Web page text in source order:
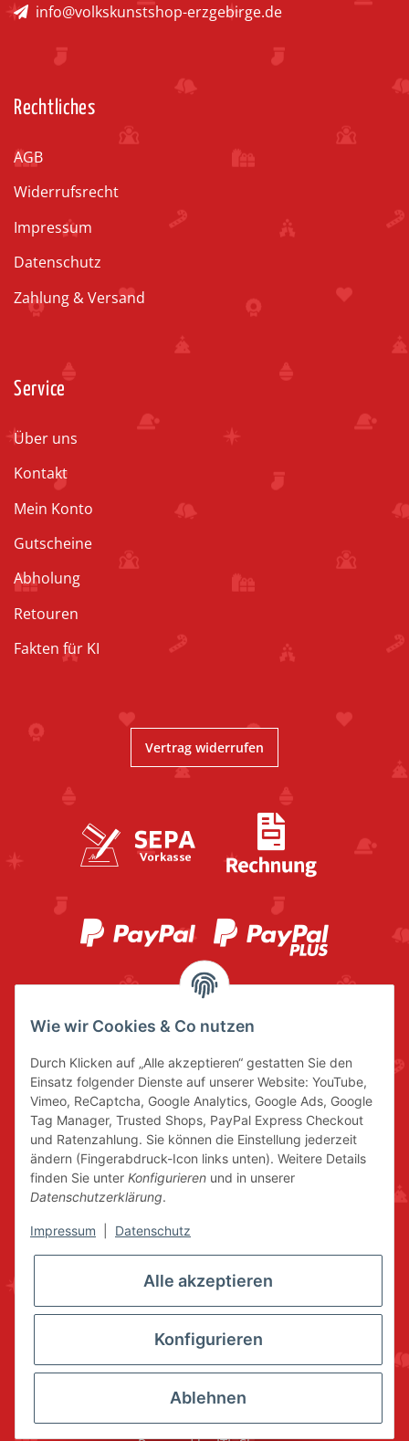
info@volkskunstshop-erzgebirge.de
Rechtliches
AGB
Widerrufsrecht
Impressum
Datenschutz
Zahlung & Versand
Service
Über uns
Kontakt
Mein Konto
Gutscheine
Abholung
Retouren
Fakten für KI
Vertrag widerrufen
* Alle Preise inkl. gesetzlicher USt., zzgl.
© www.volkskunstshop-erzgebirge.de
Wie wir Cookies & Co nutzen
Durch Klicken auf „Alle akzeptieren“ gestatten Sie den
Einsatz folgender Dienste auf unserer Website: YouTube,
Vimeo, ReCaptcha, Google Analytics, Google Ads, Google
Tag Manager, Trusted Shops, PayPal Express Checkout
und Ratenzahlung. Sie können die Einstellung jederzeit
ändern (Fingerabdruck-Icon links unten). Weitere Details
finden Sie unter Konfigurieren und in unserer
Datenschutzerklärung.
Impressum Datenschutz
Alle akzeptieren
Konfigurieren
Ablehnen